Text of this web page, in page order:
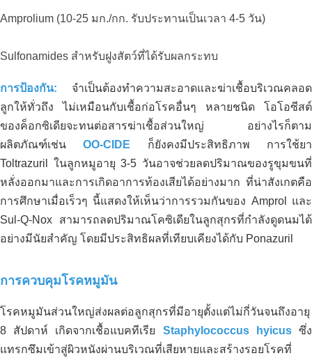
Amprolium (10-25 มก./กก. รับประทานเป็นเวลา 4-5 วัน)
Sulfonamides สำหรับฝูงสัตว์ที่ได้รับผลกระทบ
การป้องกัน: จำเป็นต้องทำความสะอาดและฆ่าเชื้อบริเวณคลอด
ลูกให้ทั่วถึง ไม่เหมือนกับเชื้อก่อโรคอื่นๆ หลายชนิด โอโอซีสต์
ของค็อกซิเดียจะทนต่อสารฆ่าเชื้อส่วนใหญ่ อย่างไรก็ตาม
ผลิตภัณฑ์เช่นOO-CIDE ก็ยังคงมีประสิทธิภาพ การใช้ยา
Toltrazuril ในลูกหมูอายุ 3-5 วันอาจช่วยลดปริมาณของรูขุมขนที่
หลั่งออกมาและการเกิดอาการท้องเสียได้อย่างมาก ที่น่าสังเกตคือ
การศึกษาเมื่อเร็วๆ นี้แสดงให้เห็นว่าการรวมกันของ Amprol และ
Sul-Q-Nox สามารถลดปริมาณโคซิเดียในลูกสุกรที่กำลังดูดนมได้
อย่างมีนัยสำคัญ โดยมีประสิทธิผลที่เทียบเคียงได้กับ Ponazuril
การควบคุมโรคหมูมัน
โรคหมูมันส่วนใหญ่ส่งผลต่อลูกสุกรที่มีอายุตั้งแต่ไม่กี่วันจนถึงอายุ
8 สัปดาห์ เกิดจากเชื้อแบคทีเรีย Staphylococcus hyicusซึ่ง
แทรกซึมเข้าสู่ผิวหนังผ่านบริเวณที่เสียหายและสร้างรอยโรคที่
คาร์บอนอินทรีย์มีจำหน่ายในแอฟริกา